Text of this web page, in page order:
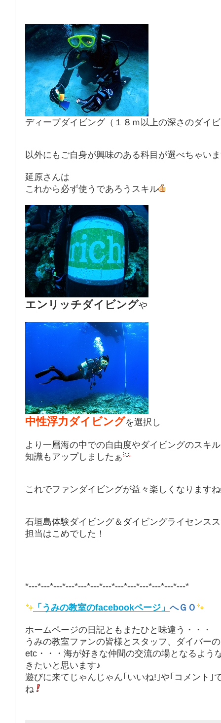
ディープダイビング（１８ｍ以上の深さのダイ
以外にもご自身が興味のある科目が選べちゃい
延原さんは
これから必ず使うであろうスキル
エンリッチダイビングや
中性浮力ダイビングを選択し
より一層海の中での自由度やダイビングのスキ
知識もアップしましたぁ
これでファンダイビングが益々楽しくなりますね
石垣島体験ダイビング＆ダイビングライセンス
担当はこめでした！
*---*---*---*---*---*---*---*---*---*---*---*---*---*
「うみの教室のfacebookページ」 へＧＯ
ホームページの日記ともまたひと味違う・・・
うみの教室ファンの皆様とスタッフ、ダイバー
etc・・・海が好きな仲間の交流の場となるよう
きたいと思います♪
遊びに来てじゃんじゃん｢いいね!｣や｢コメント｣
ね